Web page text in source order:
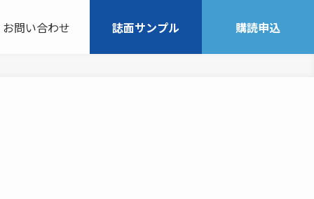
お問い合わせ 誌面サンプル 購読申込